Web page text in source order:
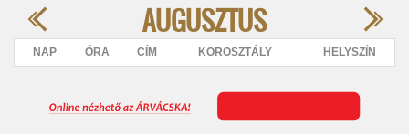
AUGUSZTUS
NAP ÓRA CÍM KOROSZTÁLY HELYSZÍN